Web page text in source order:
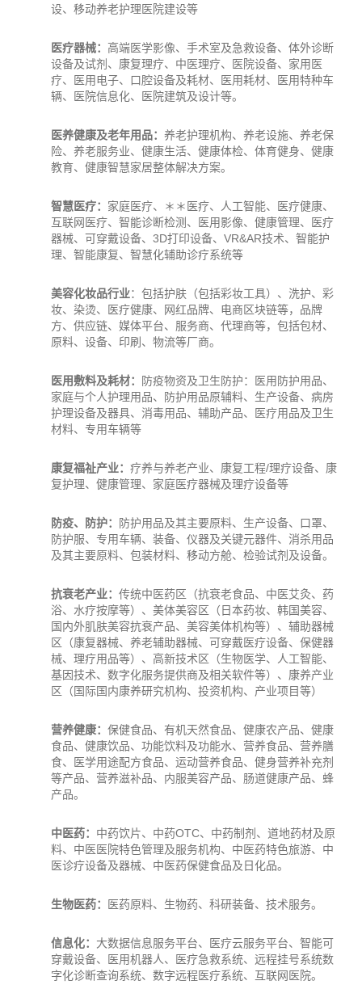
设、移动养老护理医院建设等
医疗器械： 高端医学影像、手术室及急救设备、体外诊断
设备及试剂、康复理疗、中医理疗、医院设备、家用医
疗、医用电子、口腔设备及耗材、医用耗材、医用特种车
辆、医院信息化、医院建筑及设计等。
医养健康及老年用品： 养老护理机构、养老设施、养老保
险、养老服务业、健康生活、健康体检、体育健身、健康
教育、健康智慧家居整体解决方案。
智慧医疗： 家庭医疗、＊＊医疗、人工智能、医疗健康、
互联网医疗、智能诊断检测、医用影像、健康管理、医疗
器械、可穿戴设备、3D打印设备、VR&AR技术、智能护
理、智能康复、智慧化辅助诊疗系统等
美容化妆品行业：包括护肤（包括彩妆工具）、洗护、彩
妆、染烫、医疗健康、网红品牌、电商区块链等，品牌
方、供应链、媒体平台、服务商、代理商等，包括包材、
原料、设备、 印刷 、物流等厂商。
医用敷料及耗材：
防疫物资及卫生防护：医用防护用品、
家庭与个人护理用品、防护用品原辅料、生产设备、病房
护理设备及器具、消毒用品、辅助产品、医疗用品及卫生
材料、专用车辆等
康复福祉产业： 疗养与养老产业、康复工程/理疗设备、康
复护理、健康管理、家庭医疗器械及理疗设备等
防疫、防护：
防护用品及其主要原料、生产设备、口罩、
防护服、专用车辆、装备、仪器及关键元器件、消杀用品
及其主要原料、 包装材料、移动方舱、检验试剂及设备。
抗衰老产业： 传统中医药区（抗衰老食品、中医艾灸、药
浴、水疗按摩等）、美体美容区（日本药妆、韩国美容、
国内外肌肤美容抗衰产品、美容美体机构等）、辅助器械
区（康复器械、养老辅助器械、可穿戴医疗设备、 保健器
械、理疗用品等）、高新技术区（生物医学、人工智能、
基因技术、数字化服务提供商及相关软件等）、康养产业
区（国际国内康养研究机构、投资机构、产业项目等）
营养健康： 保健食品、有机天然食品、健康农产品、健康
食品、健康饮品、功能饮料及功能水、营养食品、营养膳
食、医学用途配方食品、运动营养食品、健身营养补充剂
等产品、营养滋补品、内服美容产品、肠道健康产品、蜂
产品。
中医药： 中药饮片、中药OTC、中药制剂、道地药材及原
料、中医医院特色管理及服务机构、中医药特色旅游、中
医诊疗设备及器械、中医药保健食品及日化品。
生物医药： 医药原料、生物药、科研装备、技术服务。
信息化： 大数据信息服务平台、医疗云服务平台、智能可
穿戴设备、医用机器人、医疗急救系统、远程挂号系统数
字化诊断查询系统、数字远程医疗系统、互联网医院。